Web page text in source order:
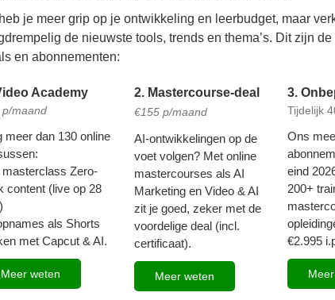
je meer grip op je ontwikkeling en leerbudget, maar
de nieuwste tools, trends en thema’s. Dit zijn
en abonnementen:
Academy
p/maand
meer dan 130 online
masterclass Zero-
content (live op 28
als Shorts
met Capcut & AI.
Meer weten
2. Mastercourse-deal
€155 p/maand
AI-ontwikkelingen op de
voet volgen? Met online
mastercourses als AI
Marketing en Video & AI
zit je goed, zeker met de
voordelige deal (incl.
certificaat).
Meer weten
3.
Tijdelijk
Ons
eind
200+
€2.995